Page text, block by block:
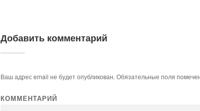
Добавить комментарий
Ваш адрес email не будет опубликован. Обязательные поля
КОММЕНТАРИЙ